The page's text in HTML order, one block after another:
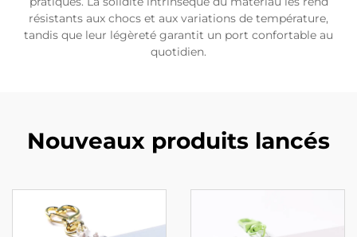
résistants aux chocs et aux variations de température,
tandis que leur légèreté garantit un port confortable au
quotidien.
Nouveaux produits lancés